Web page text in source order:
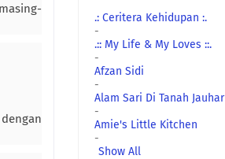
.: Ceritera Kehidupan :.
-
.:: My Life & My Loves ::.
-
Afzan Sidi
-
Alam Sari Di Tanah Jauhar
-
Amie's Little Kitchen
-
Show All